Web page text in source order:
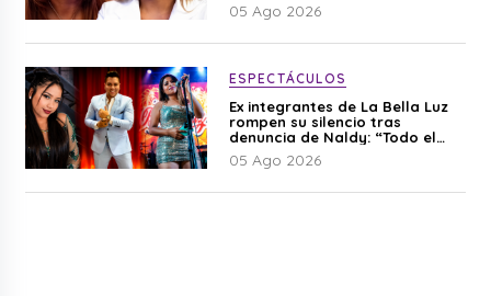
05 Ago 2026
ESPECTÁCULOS
Ex integrantes de La Bella Luz
rompen su silencio tras
denuncia de Naldy: “Todo el
mundo lo sabía”
05 Ago 2026